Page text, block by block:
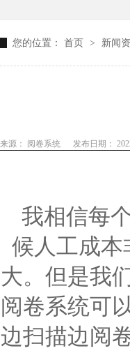
您的位置： 首页 > 新闻
来源： 阅卷系统 发布日期：
我相信每
候人工成
大。但是我
阅卷系统可
边扫描边阅